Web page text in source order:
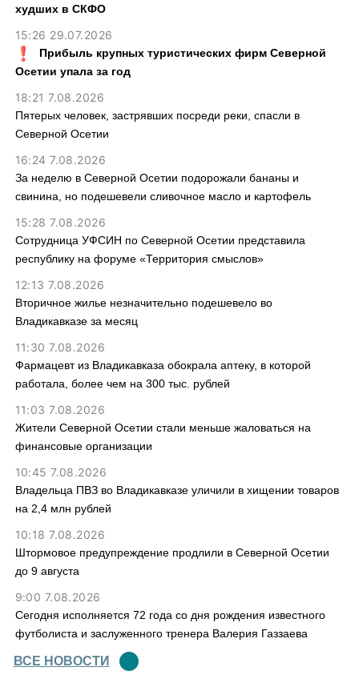
худших в СКФО
15:26 29.07.2026
Прибыль крупных туристических фирм Северной
Осетии упала за год
18:21 7.08.2026
Пятерых человек, застрявших посреди реки, спасли в
Северной Осетии
16:24 7.08.2026
За неделю в Северной Осетии подорожали бананы и
свинина, но подешевели сливочное масло и картофель
15:28 7.08.2026
Сотрудница УФСИН по Северной Осетии представила
республику на форуме «Территория смыслов»
12:13 7.08.2026
Вторичное жилье незначительно подешевело во
Владикавказе за месяц
11:30 7.08.2026
Фармацевт из Владикавказа обокрала аптеку, в которой
работала, более чем на 300 тыс. рублей
11:03 7.08.2026
Жители Северной Осетии стали меньше жаловаться на
финансовые организации
10:45 7.08.2026
Владельца ПВЗ во Владикавказе уличили в хищении товаров
на 2,4 млн рублей
10:18 7.08.2026
Штормовое предупреждение продлили в Северной Осетии
до 9 августа
9:00 7.08.2026
Сегодня исполняется 72 года со дня рождения известного
футболиста и заслуженного тренера Валерия Газзаева
ВСЕ НОВОСТИ